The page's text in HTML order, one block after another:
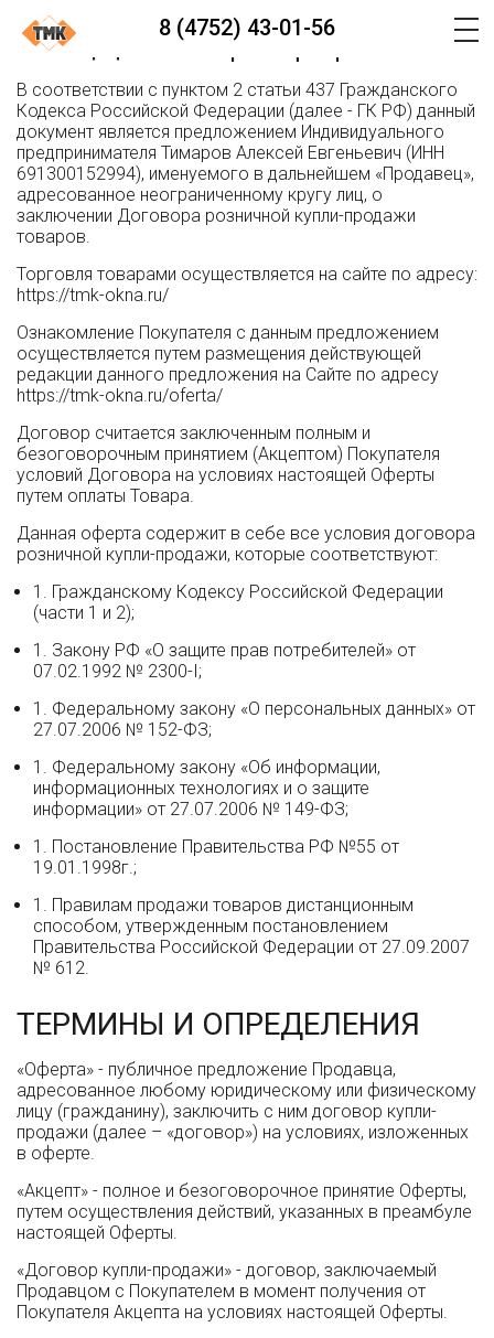
8 (4752) 43-01-56
Договор оферты
В соответствии с пунктом 2 статьи 437 Гражданского
Кодекса Российской Федерации (далее - ГК РФ) данный
документ является предложением Индивидуального
предпринимателя Тимаров Алексей Евгеньевич (ИНН
691300152994), именуемого в дальнейшем «Продавец»,
адресованное неограниченному кругу лиц, о
заключении Договора розничной купли-продажи
товаров.
Торговля товарами осуществляется на сайте по адресу:
https://tmk-okna.ru/
Ознакомление Покупателя с данным предложением
осуществляется путем размещения действующей
редакции данного предложения на Сайте по адресу
https://tmk-okna.ru/oferta/
Договор считается заключенным полным и
безоговорочным принятием (Акцептом) Покупателя
условий Договора на условиях настоящей Оферты
путем оплаты Товара.
Данная оферта содержит в себе все условия договора
розничной купли-продажи, которые соответствуют:
Гражданскому Кодексу Российской Федерации
(части 1 и 2);
Закону РФ «О защите прав потребителей» от
07.02.1992 № 2300-I;
Федеральному закону «О персональных данных» от
27.07.2006 № 152-ФЗ;
Федеральному закону «Об информации,
информационных технологиях и о защите
информации» от 27.07.2006 № 149-ФЗ;
Постановление Правительства РФ №55 от
19.01.1998г.;
Правилам продажи товаров дистанционным
способом, утвержденным постановлением
Правительства Российской Федерации от 27.09.2007
№ 612.
ТЕРМИНЫ И ОПРЕДЕЛЕНИЯ
«Оферта» - публичное предложение Продавца,
адресованное любому юридическому или физическому
лицу (гражданину), заключить с ним договор купли-
продажи (далее – «договор») на условиях, изложенных
в оферте.
«Акцепт» - полное и безоговорочное принятие Оферты,
путем осуществления действий, указанных в преамбуле
настоящей Оферты.
«Договор купли-продажи» - договор, заключаемый
Продавцом с Покупателем в момент получения от
Покупателя Акцепта на условиях настоящей Оферты.